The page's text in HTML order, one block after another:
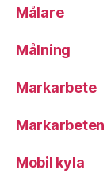
Målare
Målning
Markarbete
Markarbeten
Mobil kyla